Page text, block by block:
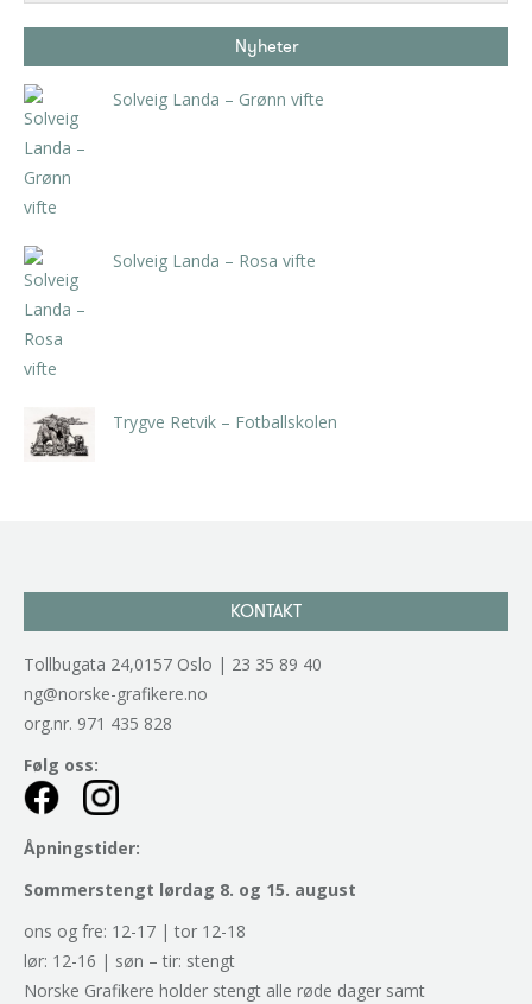
Nyheter
Solveig Landa – Grønn vifte
Solveig Landa – Rosa vifte
Trygve Retvik – Fotballskolen
KONTAKT
Tollbugata 24,0157 Oslo | 23 35 89 40
ng@norske-grafikere.no
org.nr. 971 435 828
Følg oss:
Åpningstider:
Sommerstengt lørdag 8. og 15. august
ons og fre: 12-17 | tor 12-18
lør: 12-16 | søn – tir: stengt
Norske Grafikere holder stengt alle røde dager samt